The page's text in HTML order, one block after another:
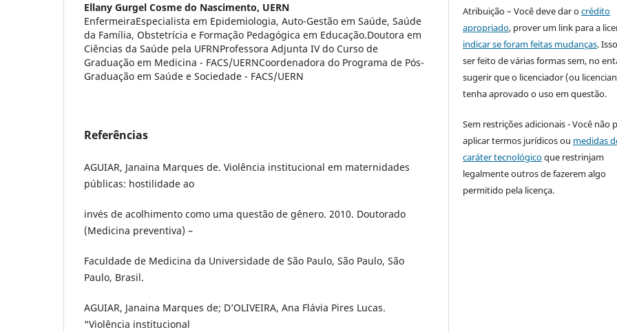
Ellany Gurgel Cosme do Nascimento, UERN
EnfermeiraEspecialista em Epidemiologia, Auto-Gestão em Saúde, Saúde
da Família, Obstetrícia e Formação Pedagógica em Educação.Doutora em
Ciências da Saúde pela UFRNProfessora Adjunta IV do Curso de
Graduação em Medicina - FACS/UERNCoordenadora do Programa de Pós-
Graduação em Saúde e Sociedade - FACS/UERN
Referências
AGUIAR, Janaina Marques de. Violência institucional em maternidades
públicas: hostilidade ao
invés de acolhimento como uma questão de gênero. 2010. Doutorado
(Medicina preventiva) –
Faculdade de Medicina da Universidade de São Paulo, São Paulo, São
Paulo, Brasil.
AGUIAR, Janaina Marques de; D’OLIVEIRA, Ana Flávia Pires Lucas.
“Violência institucional
Atribuição – Você deve dar ocrédito
apropriado, prover um link para a
indicar se foram feitas mudanças.
ser feito de várias formas sem, no
sugerir que o licenciador (ou
tenha aprovado o uso em questão.
Sem restrições adicionais - Você não
aplicar termos jurídicos ou medidas
caráter tecnológicoque restrinjam
legalmente outros de fazerem algo
permitido pela licença.